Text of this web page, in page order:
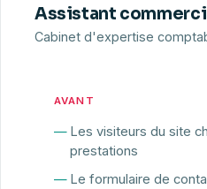
Assistant
Cabinet d'expertise
AVANT
Les visiteurs du site
prestations
Le formulaire de